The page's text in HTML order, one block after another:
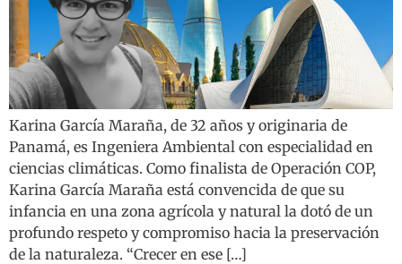
Karina García Maraña, de 32 años y originaria de
Panamá, es Ingeniera Ambiental con especialidad en
ciencias climáticas. Como finalista de Operación COP,
Karina García Maraña está convencida de que su
infancia en una zona agrícola y natural la dotó de un
profundo respeto y compromiso hacia la preservación
de la naturaleza. “Crecer en ese […]